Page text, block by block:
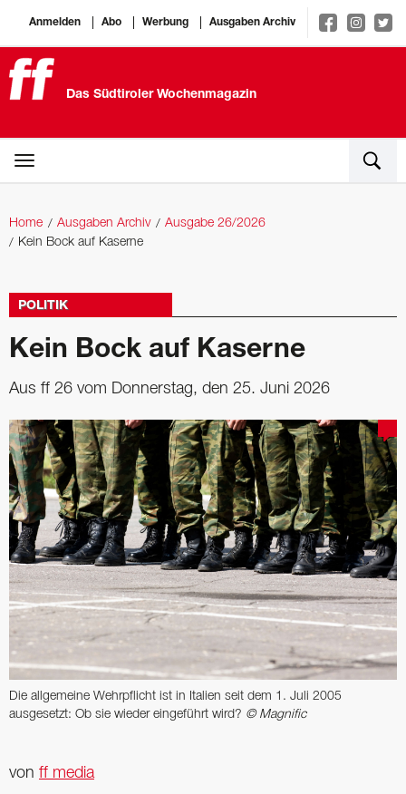
Anmelden Abo Werbung Ausgaben Archiv
Das Südtiroler Wochenmagazin
Home Ausgaben Archiv
Ausgabe 26/2026
Kein Bock auf Kaserne
POLITIK
Kein Bock auf Kaserne
Aus ff 26 vom Donnerstag, den 25. Juni 2026
Die allgemeine Wehrpflicht ist in Italien seit dem 1. Juli 2005
ausgesetzt: Ob sie wieder eingeführt wird? © Magnific
von ff media